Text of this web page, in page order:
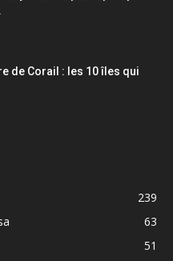
de Corail : les 10 îles qui
239
63
51